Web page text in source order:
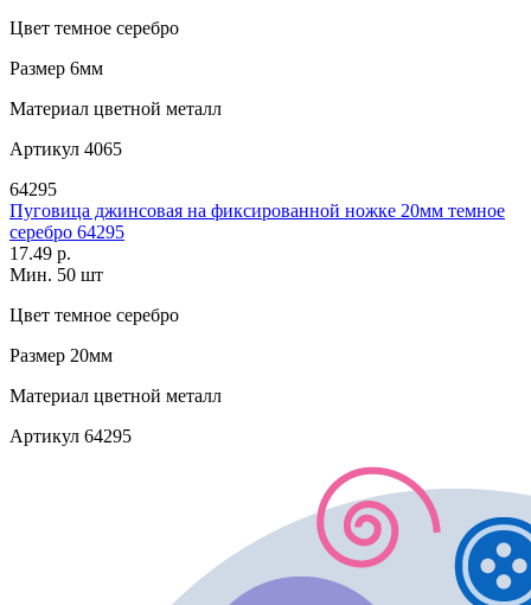
Цвет темное серебро
Размер 6мм
Материал цветной металл
Артикул 4065
64295
Пуговица джинсовая на фиксированной ножке 20мм темное
серебро 64295
17.49 р.
Мин. 50 шт
Цвет темное серебро
Размер 20мм
Материал цветной металл
Артикул 64295